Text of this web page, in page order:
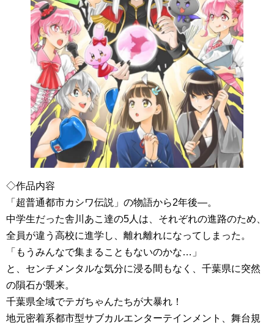
◇作品内容
「超普通都市カシワ伝説」の物語から2年後―。
中学生だった舎川あこ達の5人は、それぞれの進路のため、
全員が違う高校に進学し、離れ離れになってしまった。
「もうみんなで集まることもないのかな…」
と、センチメンタルな気分に浸る間もなく、千葉県に突然
の隕石が襲来。
千葉県全域でテガちゃんたちが大暴れ！
地元密着系都市型サブカルエンターテインメント、舞台規